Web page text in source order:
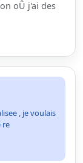
oÛ j'ai des
, je voulais
re